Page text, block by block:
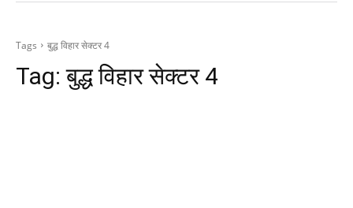
Tags बुद्ध विहार सेक्टर 4
Tag:बुद्ध विहार सेक्टर 4